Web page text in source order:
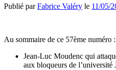
Publié parFabrice Valéry le 11/05/
Au sommaire de ce 57ème numéro :
Jean-Luc Moudenc qui
aux bloqueurs de l’université